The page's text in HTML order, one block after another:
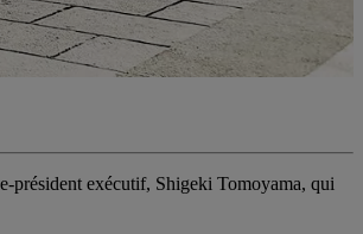
président exécutif, Shigeki Tomoyama, qui